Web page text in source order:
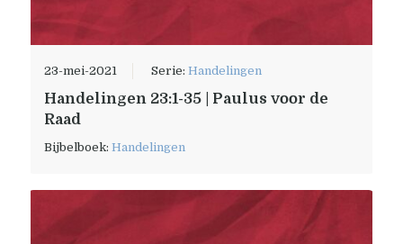
23-mei-2021 Serie:Handelingen
Handelingen 23:1-35 | Paulus voor de
Raad
Bijbelboek:Handelingen